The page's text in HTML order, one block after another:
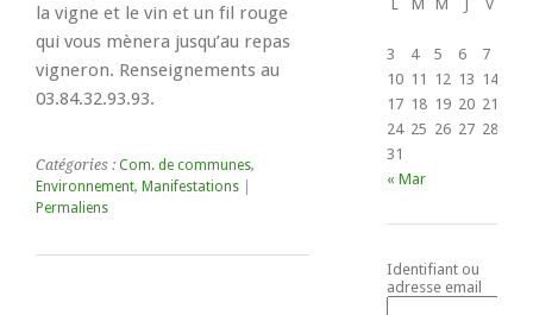
la vigne et le vin et un fil rouge
qui vous mènera jusqu’au repas
vigneron. Renseignements au
03.84.32.93.93.
Catégories : Com. de communes,
Environnement, Manifestations
Permaliens
L
M M J V
3
4 5 6 7
10 11 12 13 14
17 18 19 20 21
24 25 26 27 28
31
« Mar
Identifiant ou
adresse email